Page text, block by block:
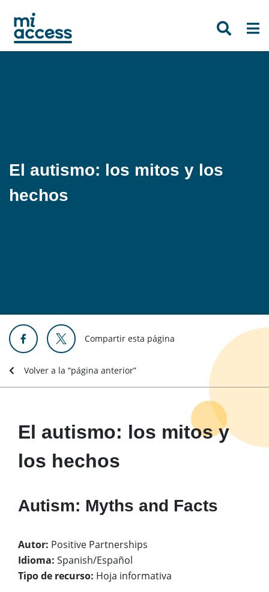
main
content
El autismo: los mitos y los
hechos
Compartir esta página
Volver a la “página anterior”
El autismo: los mitos y
los hechos
Autism: Myths and Facts
Autor: Positive Partnerships
Idioma: Spanish/Español
Tipo de recurso: Hoja informativa